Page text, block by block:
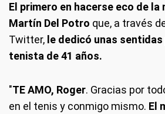
El primero en hacerse eco de
Martín Del Potro que, a través
Twitter, le dedicó unas sentidas
tenista de 41 años.
"TE AMO, Roger. Gracias por
en el tenis y conmigo mismo. El